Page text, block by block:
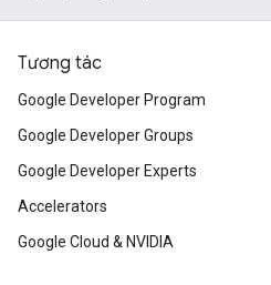
Tương tác
Google Developer Program
Google Developer Groups
Google Developer Experts
Accelerators
Google Cloud & NVIDIA